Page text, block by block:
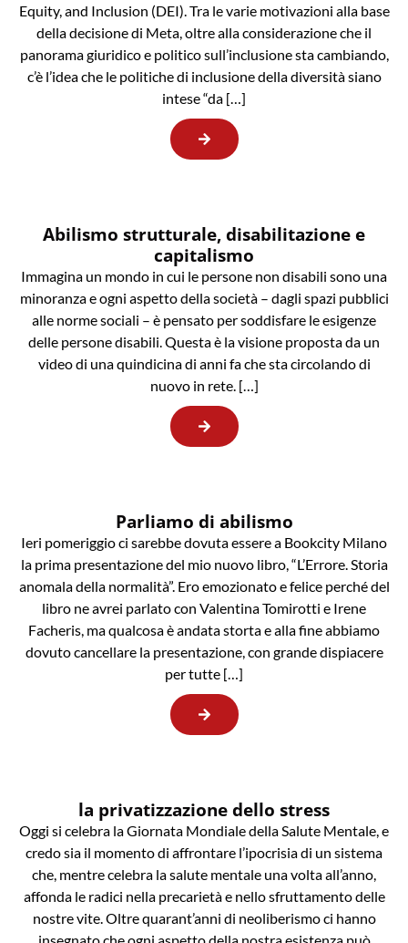
Equity, and Inclusion (DEI). Tra le varie motivazioni alla base
della decisione di Meta, oltre alla considerazione che il
panorama giuridico e politico sull’inclusione sta cambiando,
c’è l’idea che le politiche di inclusione della diversità siano
intese “da […]
Abilismo strutturale, disabilitazione e
capitalismo
Immagina un mondo in cui le persone non disabili sono una
minoranza e ogni aspetto della società – dagli spazi pubblici
alle norme sociali – è pensato per soddisfare le esigenze
delle persone disabili. Questa è la visione proposta da un
video di una quindicina di anni fa che sta circolando di
nuovo in rete. […]
Parliamo di abilismo
Ieri pomeriggio ci sarebbe dovuta essere a Bookcity Milano
la prima presentazione del mio nuovo libro, “L’Errore. Storia
anomala della normalità”. Ero emozionato e felice perché del
libro ne avrei parlato con Valentina Tomirotti e Irene
Facheris, ma qualcosa è andata storta e alla fine abbiamo
dovuto cancellare la presentazione, con grande dispiacere
per tutte […]
la privatizzazione dello stress
Oggi si celebra la Giornata Mondiale della Salute Mentale, e
credo sia il momento di affrontare l’ipocrisia di un sistema
che, mentre celebra la salute mentale una volta all’anno,
affonda le radici nella precarietà e nello sfruttamento delle
nostre vite. Oltre quarant’anni di neoliberismo ci hanno